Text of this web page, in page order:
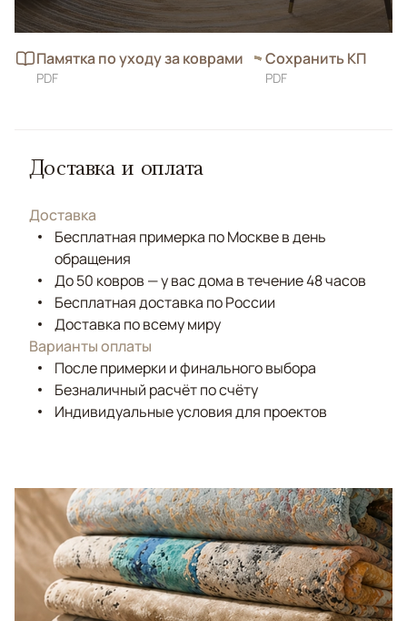
Памятка по уходу за коврами
PDF
Сохранить КП
PDF
Доставка и оплата
Доставка
Бесплатная примерка по Москве в день
обращения
До 50 ковров — у вас дома в течение 48 часов
Бесплатная доставка по России
Доставка по всему миру
Варианты оплаты
После примерки и финального выбора
Безналичный расчёт по счёту
Индивидуальные условия для проектов